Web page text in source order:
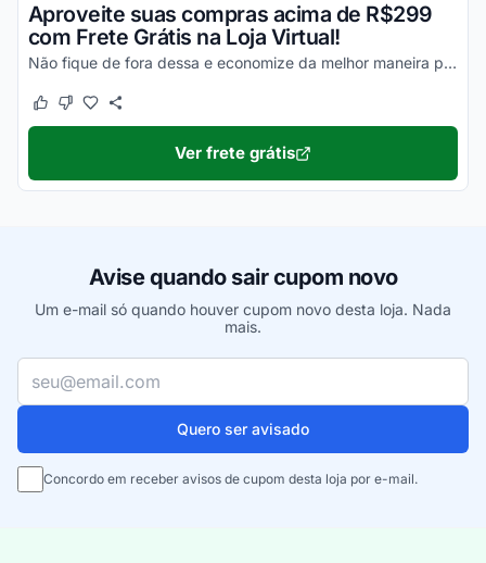
Aproveite suas compras acima de R$299
com Frete Grátis na Loja Virtual!
Não fique de fora dessa e economize da melhor maneira possível!
Este cupom funcionou
Este cupom não funcionou
Ver frete grátis
Avise quando sair cupom novo
Um e-mail só quando houver cupom novo desta loja. Nada
mais.
Seu e-mail
Quero ser avisado
Concordo em receber avisos de cupom desta loja por e-mail.